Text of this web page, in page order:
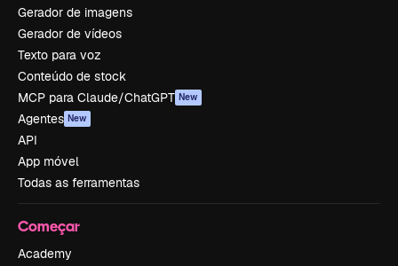
Gerador de imagens
Gerador de vídeos
Texto para voz
Conteúdo de stock
MCP para Claude/ChatGPT New
Agentes New
API
App móvel
Todas as ferramentas
Começar
Academy